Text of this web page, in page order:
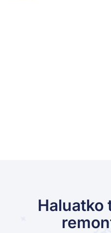
Haluatko